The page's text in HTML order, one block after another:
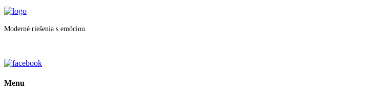
Moderné riešenia s emóciou.
Menu